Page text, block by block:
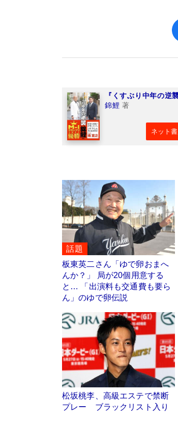
『くすぶり中年の逆襲
錦鯉 著
ネット
話題
板東英二さん「ゆで卵おまへ
んか？」 局が20個用意する
と… 「出演料も交通費も要ら
ん」のゆで卵伝説
松坂桃李、高級エステで禁断
プレー ブラックリスト入り